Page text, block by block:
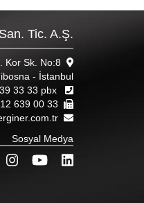
Tic. A.Ş.
Kor Sk. No:8
- İstanbul
33 33 pbx
639 00 33
Sosyal Medya